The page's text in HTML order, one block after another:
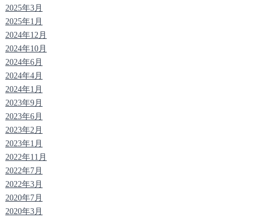
2025年3月
2025年1月
2024年12月
2024年10月
2024年6月
2024年4月
2024年1月
2023年9月
2023年6月
2023年2月
2023年1月
2022年11月
2022年7月
2022年3月
2020年7月
2020年3月